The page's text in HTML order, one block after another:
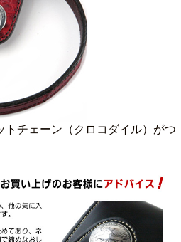
トチェーン（クロコダイル）がつ